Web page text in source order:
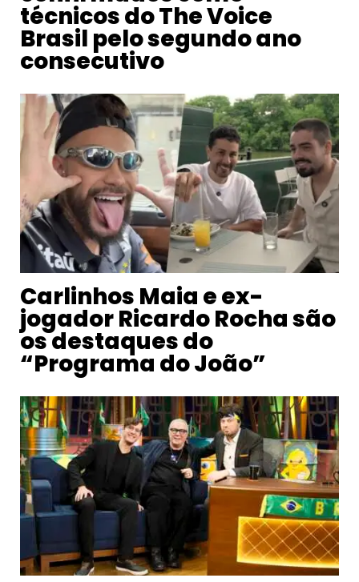
técnicos do The Voice
Brasil pelo segundo ano
consecutivo
Carlinhos Maia e ex-
jogador Ricardo Rocha são
os destaques do
“Programa do João”